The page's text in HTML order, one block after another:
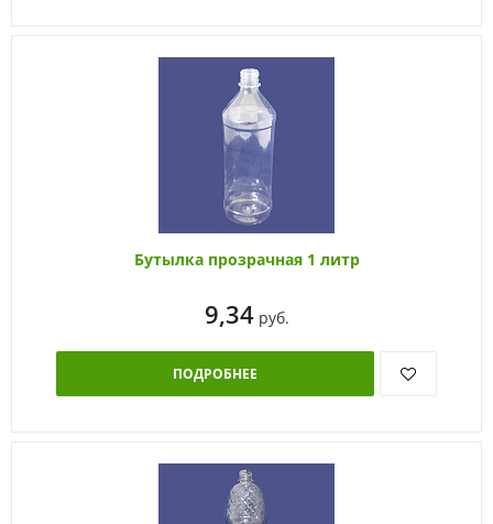
Бутылка прозрачная 1 литр
9,34 руб.
ПОДРОБНЕЕ